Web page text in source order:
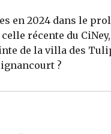
en 2024 dans le
récente du
de la villa des
?